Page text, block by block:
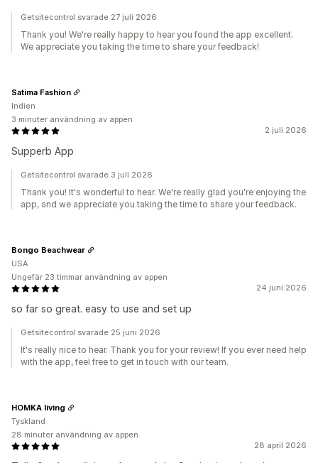
Getsitecontrol svarade 27 juli 2026
Thank you! We're really happy to hear you found the app excellent.
We appreciate you taking the time to share your feedback!
2 juli 2026
Supperb App
Satima Fashion
Indien
3 minuter användning av appen
Getsitecontrol svarade 3 juli 2026
Thank you! It's wonderful to hear. We're really glad you're enjoying the
app, and we appreciate you taking the time to share your feedback.
24 juni 2026
so far so great. easy to use and set up
Bongo Beachwear
USA
Ungefär 23 timmar användning av appen
Getsitecontrol svarade 25 juni 2026
It's really nice to hear. Thank you for your review! If you ever need help
with the app, feel free to get in touch with our team.
28 april 2026
HOMKA living
Tyskland
28 minuter användning av appen